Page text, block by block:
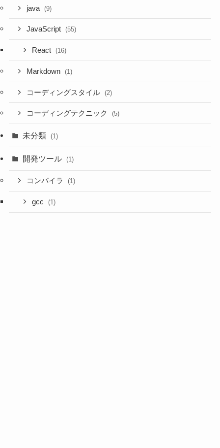
java (9)
JavaScript (55)
React (16)
Markdown (1)
コーディングスタイル (2)
コーディングテクニック (5)
未分類 (1)
開発ツール (1)
コンパイラ (1)
gcc (1)